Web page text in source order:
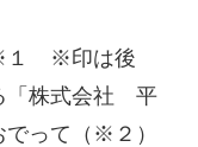
※１ ※印は後
「株式会社 平
って（※２）